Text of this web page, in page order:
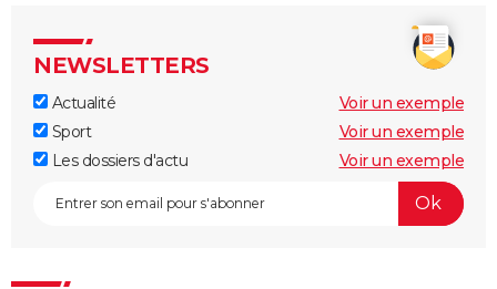
NEWSLETTERS
Actualité
Voir un exemple
Sport
Voir un exemple
Les dossiers d'actu
Voir un exemple